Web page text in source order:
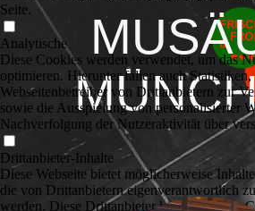
Seite.
Analytische
Diese Cookies werden verwendet, um das
optimieren. Hierunter fallen auch Statistiken,
Webseitenbetreiber von Drittanbietern zur
sowie die Ausspielung von personalisierter
Nachverfolgung der Nutzeraktivität über
Drittanbieter-Inhalte
Diese Webseite bietet möglicherweise
die von Drittanbietern eigenverantwortlich
werden. Diese Drittanbieter können eigene